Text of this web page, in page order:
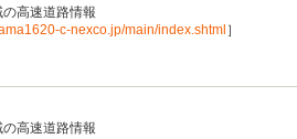
の高速道路情報
c-nexco.jp/main/index.shtml ］
の高速道路情報